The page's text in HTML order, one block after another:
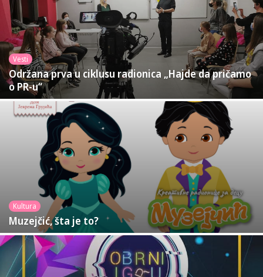
Vesti
Održana prva u ciklusu radionica „Hajde da pričamo
o PR-u“
Kultura
Muzejčić, šta je to?